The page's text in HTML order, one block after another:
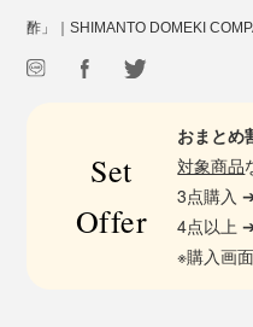
酢」｜SHIMANTO DOMEKI
Set
Offer
おまとめ
対象商品
3点購入
4点以上
※購入画